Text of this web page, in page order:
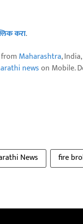
करा.
from Maharashtra,
newson Mobile.
News fire